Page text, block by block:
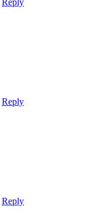
Reply
Reply